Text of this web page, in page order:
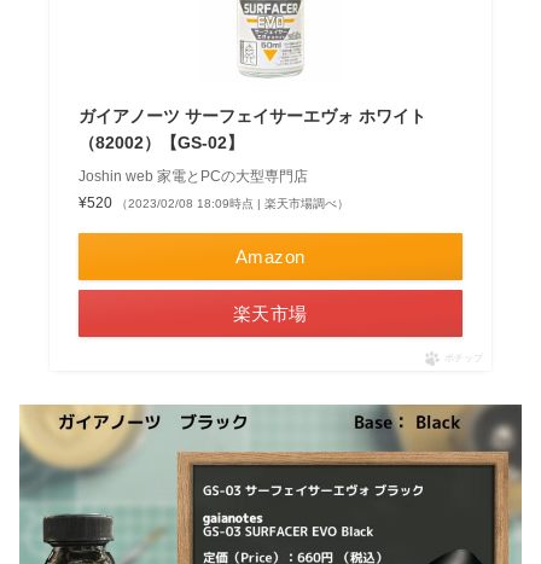
ガイアノーツ サーフェイサーエヴォ ホワイト
（82002）【GS-02】
Joshin web 家電とPCの大型専門店
¥520
（2023/02/08 18:09時点 | 楽天市場調べ）
Amazon
楽天市場
ポチップ